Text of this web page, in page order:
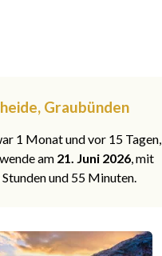
Graubünden
1 Monat und vor 15 Tagen,
am 21. Juni 2026, mit
und 55 Minuten.